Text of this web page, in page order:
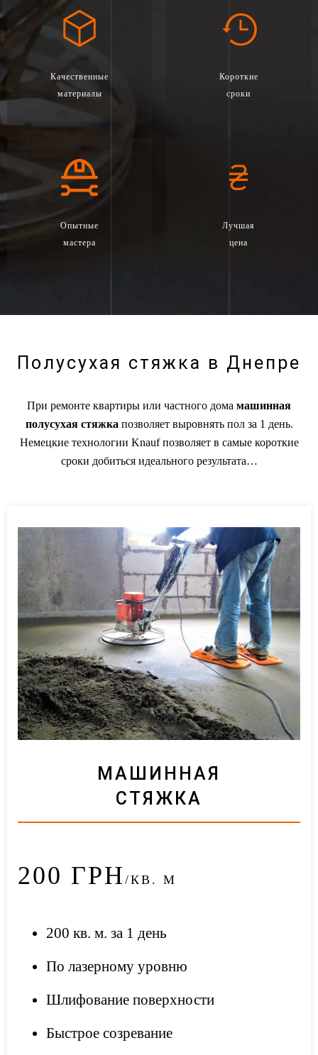
Качественные
материалы
Короткие
сроки
Опытные
мастера
Лучшая
цена
Полусухая стяжка в Днепре
При ремонте квартиры или частного дома машинная
полусухая стяжка позволяет выровнять пол за 1 день.
Немецкие технологии Knauf позволяет в самые короткие
сроки добиться идеального результата…
МАШИННАЯ
СТЯЖКА
200 ГРН /КВ. М
200 кв. м. за 1 день
По лазерному уровню
Шлифование поверхности
Быстрое созревание